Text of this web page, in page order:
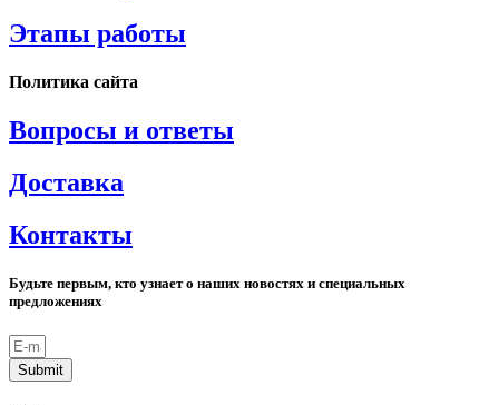
Этапы работы
Политика сайта
Вопросы и ответы
Доставка
Контакты
Будьте первым, кто узнает о наших новостях и специальных
предложениях
Submit